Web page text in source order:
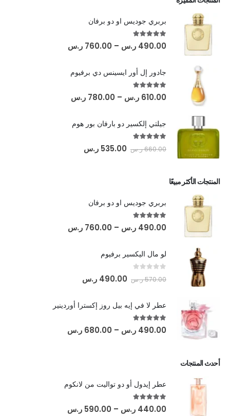
بربري جوديس او دو برفان
5.00
out of 5
490.00 ر.س –
760.00 ر.س
جادور إل أور ايسينس دي برفيوم
5.00
out of 5
610.00 ر.س –
780.00 ر.س
جيلتي إلكسير دو بارفان بور هوم
660.00ر.س 535.00 ر.س
المنتجات الأكثر مبيعًا
بربري جوديس او دو برفان
5.00
out of 5
490.00 ر.س –
760.00 ر.س
لو مال اليكسير برفيوم
570.00ر.س 490.00 ر.س
عطر لا في إيه بيل روز إكسترا أوردينير
5.00
out of 5
490.00 ر.س –
680.00 ر.س
أحدث المنتجات
عطر إيدول أو دو تواليت من لانكوم
5.00
out of 5
440.00 ر.س –
590.00 ر.س